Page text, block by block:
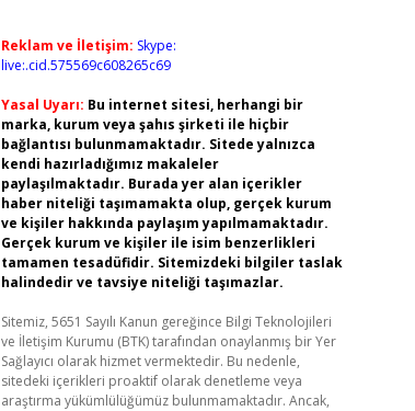
Reklam ve İletişim: Skype:
live:.cid.575569c608265c69
Yasal Uyarı: Bu internet sitesi, herhangi bir
marka, kurum veya şahıs şirketi ile hiçbir
bağlantısı bulunmamaktadır. Sitede yalnızca
kendi hazırladığımız makaleler
paylaşılmaktadır. Burada yer alan içerikler
haber niteliği taşımamakta olup, gerçek kurum
ve kişiler hakkında paylaşım yapılmamaktadır.
Gerçek kurum ve kişiler ile isim benzerlikleri
tamamen tesadüfidir. Sitemizdeki bilgiler taslak
halindedir ve tavsiye niteliği taşımazlar.
Sitemiz, 5651 Sayılı Kanun gereğince Bilgi Teknolojileri
ve İletişim Kurumu (BTK) tarafından onaylanmış bir Yer
Sağlayıcı olarak hizmet vermektedir. Bu nedenle,
sitedeki içerikleri proaktif olarak denetleme veya
araştırma yükümlülüğümüz bulunmamaktadır. Ancak,